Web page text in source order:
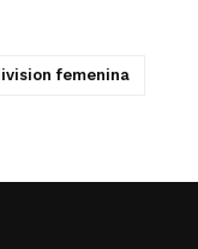
femenina